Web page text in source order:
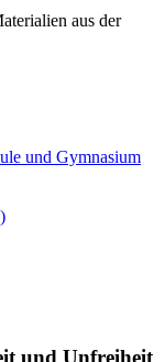
aus der
und Gymnasium
und Unfreiheit